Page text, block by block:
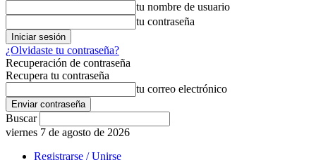
tu nombre de usuario
tu contraseña
¿Olvidaste tu contraseña?
Recuperación de contraseña
Recupera tu contraseña
tu correo electrónico
Buscar
viernes 7 de agosto de 2026
Registrarse / Unirse